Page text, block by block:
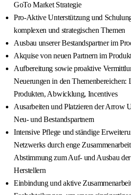
GoTo Market Strategie
Pro-Aktive Unterstützung und
komplexen und strategischen Themen
Ausbau unserer Bestandspartner im
Akquise von neuen Partnern im
Aufbereitung sowie proaktive
Neuerungen in den Themenbereichen:
Produkten, Abwicklung, Incentives
Ausarbeiten und Platzieren der Arrow
Neu- und Bestandspartnern
Intensive Pflege und ständige
Netzwerks durch enge
Abstimmung zum Auf- und Ausbau
Herstellern
Einbindung und aktive